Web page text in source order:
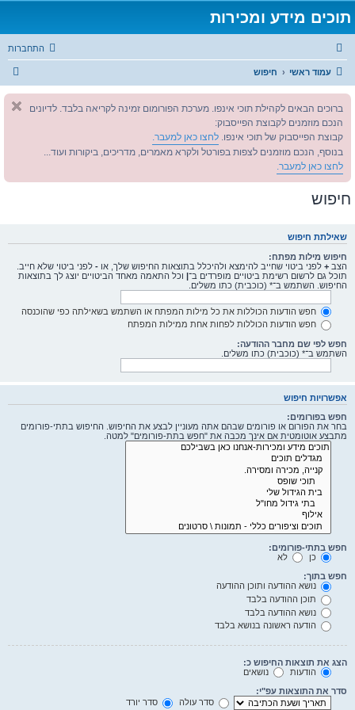
תוכים מידע ומכירות
התחברות
עמוד ראשי חיפוש
ברוכים הבאים לקהילת תוכי אינפו. מערכת הפורומום זמינה לקריאה בלבד. לדיונים
הנכם מוזמנים לקבוצת הפייסבוק:
קבוצת הפייסבוק של תוכי אינפו. לחצו כאן למעבר.
בנוסף, הנכם מוזמנים לצפות בפורטל ולקרא מאמרים, מדריכים, ביקורות ועוד...
לחצו כאן למעבר.
חיפוש
שאילתת חיפוש
חיפוש מילות מפתח:
הצב + לפני ביטוי שחייב להימצא ולהיכלל בתוצאות החיפוש שלך, או - לפני ביטוי שלא חייב.
תוכל גם לרשום רשימת ביטויים מופרדים ב־| וכל התאמה מאחד הביטויים יוצג לך בתוצאות
החיפוש. השתמש ב־* (כוכבית) כתו משלים.
חפש הודעות הכוללות את כל מילות המפתח או השתמש בשאילתה כפי שהוכנסה
חפש הודעות הכוללות לפחות אחת ממילות המפתח
חפש לפי שם מחבר ההודעה:
השתמש ב־* (כוכבית) כתו משלים.
אפשרויות חיפוש
חפש בפורומים:
בחר את הפורום או פורומים שבהם אתה מעוניין לבצע את החיפוש. החיפוש בתתי-פורומים
מתבצע אוטומטית אם אינך מכבה את "חפש בתת-פורומים" למטה.
חפש בתתי-פורומים:
כן
לא
חפש בתוך:
נושא ההודעה ותוכן ההודעה
תוכן ההודעה בלבד
נושא ההודעה בלבד
הודעה ראשונה בנושא בלבד
הצג את תוצאות החיפוש כ:
הודעות
נושאים
סדר את התוצאות עפ"י:
סדר עולה
סדר יורד